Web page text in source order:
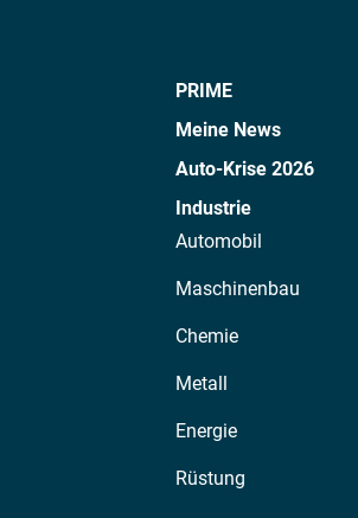
PRIME
Meine News
Auto-Krise 2026
Industrie
Automobil
Maschinenbau
Chemie
Metall
Energie
Rüstung